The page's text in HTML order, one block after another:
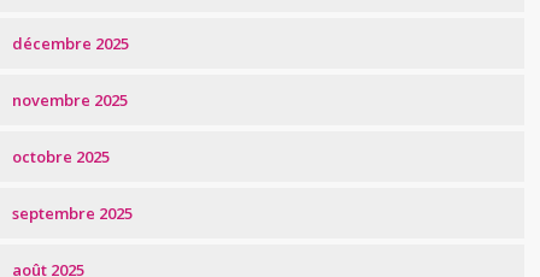
décembre 2025
novembre 2025
octobre 2025
septembre 2025
août 2025